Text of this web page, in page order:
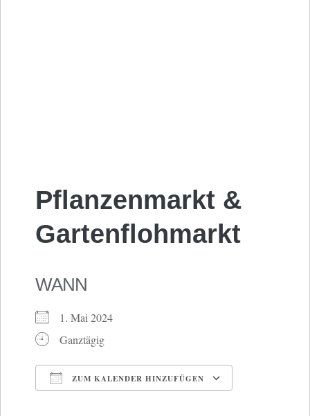
Pflanzenmarkt &
Gartenflohmarkt
WANN
1. Mai 2024
Ganztägig
ZUM KALENDER HINZUFÜGEN